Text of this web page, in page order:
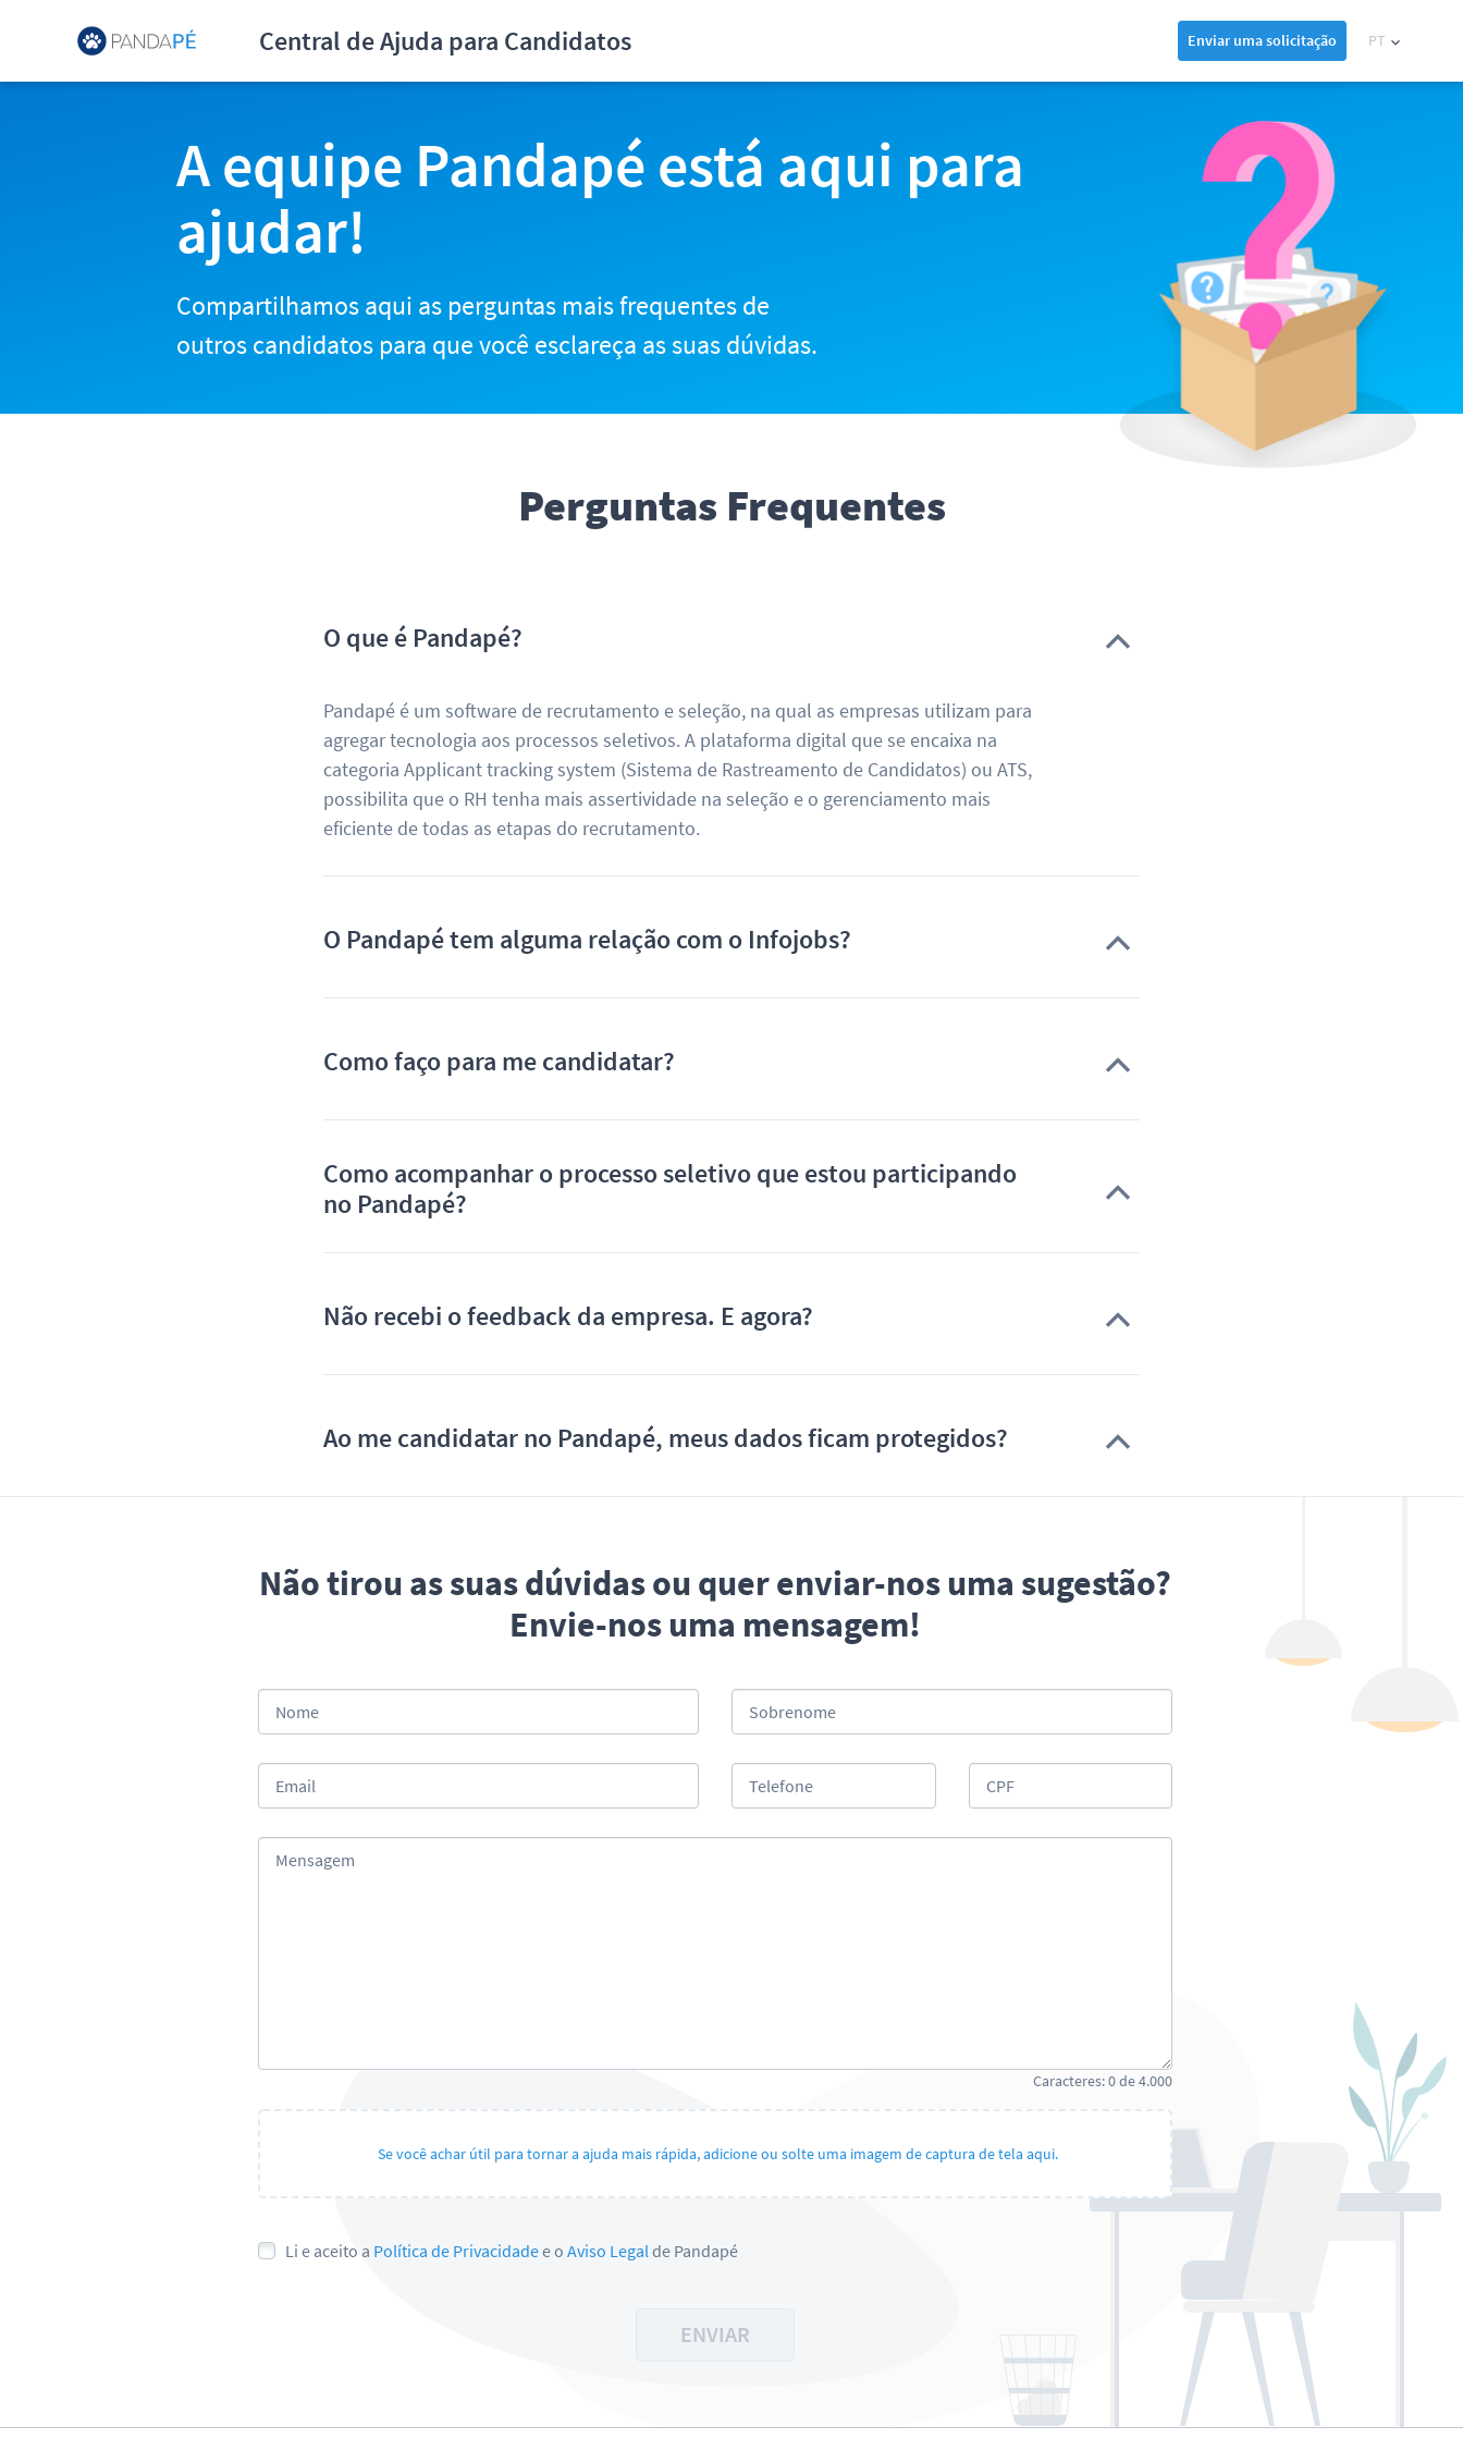
Central de Ajuda para Candidatos Enviar uma solicitação PT
Central de Ajuda para Candidatos
A equipe Pandapé está aqui para
ajudar!
Compartilhamos aqui as perguntas mais frequentes de
outros candidatos para que você esclareça as suas dúvidas.
Perguntas Frequentes
O que é Pandapé?
Pandapé é um software de recrutamento e seleção, na qual as empresas utilizam para
agregar tecnologia aos processos seletivos. A plataforma digital que se encaixa na
categoria Applicant tracking system (Sistema de Rastreamento de Candidatos) ou ATS,
possibilita que o RH tenha mais assertividade na seleção e o gerenciamento mais
eficiente de todas as etapas do recrutamento.
O Pandapé tem alguma relação com o Infojobs?
Como faço para me candidatar?
Como acompanhar o processo seletivo que estou participando
no Pandapé?
Não recebi o feedback da empresa. E agora?
Ao me candidatar no Pandapé, meus dados ficam protegidos?
Não tirou as suas dúvidas ou quer enviar-nos uma sugestão?
Envie-nos uma mensagem!
Nome Sobrenome
Email Telefone CPF
Mensagem
Caracteres:0de4.000
Se você achar útil para tornar a ajuda mais rápida, adicione ou solte uma imagem de captura de tela aqui.
Li e aceito a Política de Privacidadee o Aviso Legalde Pandapé
ENVIAR